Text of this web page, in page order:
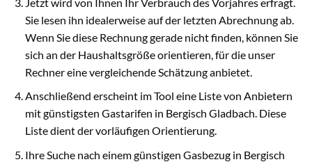
Sie lesen ihn idealerweise auf der letzten Abrechnung ab.
Wenn Sie diese Rechnung gerade nicht finden, können Sie
sich an der Haushaltsgröße orientieren, für die unser
Rechner eine vergleichende Schätzung anbietet.
Anschließend erscheint im Tool eine Liste von Anbietern
mit günstigsten Gastarifen in Bergisch Gladbach. Diese
Liste dient der vorläufigen Orientierung.
Ihre Suche nach einem günstigen Gasbezug in Bergisch